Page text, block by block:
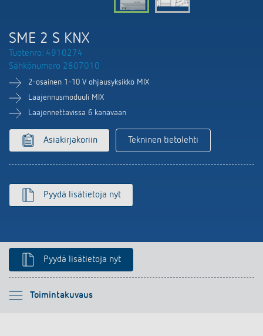
Tehokkaita apulaisia energiakriisissä
Design
Historia
Myynti maailmanlaajuisesti
LUXORliving
SME 2 S KNX
Tuotenro: 4910274
Sähkönumero 2807010
2-osainen 1-10 V ohjausyksikkö MIX
Laajennusmoduuli MIX
Laajennettavissa 6 kanavaan
Asiakirjakoriin Tekninen tietolehti
Pyydä lisätietoja nyt
Pyydä lisätietoja nyt
Toimintakuvaus
Ole hyvä ja valitse